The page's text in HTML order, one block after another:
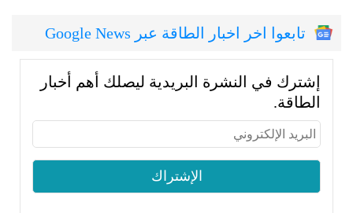
تابعوا اخر اخبار الطاقة عبر Google News
إشترك في النشرة البريدية ليصلك أهم أخبار
الطاقة.